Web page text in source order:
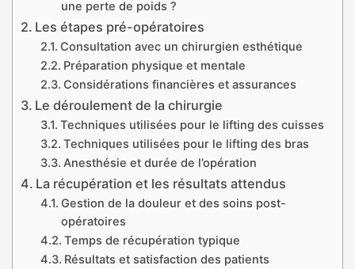
une perte de poids ?
Les étapes pré-opératoires
Consultation avec un chirurgien esthétique
Préparation physique et mentale
Considérations financières et assurances
Le déroulement de la chirurgie
Techniques utilisées pour le lifting des cuisses
Techniques utilisées pour le lifting des bras
Anesthésie et durée de l’opération
La récupération et les résultats attendus
Gestion de la douleur et des soins post-
opératoires
Temps de récupération typique
Résultats et satisfaction des patients